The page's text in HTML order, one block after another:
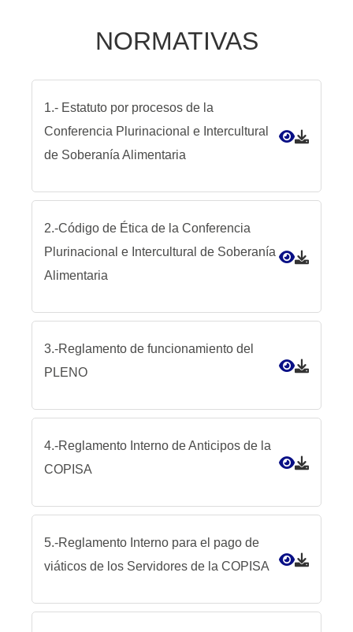
NORMATIVAS
1.- Estatuto por procesos de la
Conferencia Plurinacional e Intercultural
de Soberanía Alimentaria
2.-Código de Ética de la Conferencia
Plurinacional e Intercultural de Soberanía
Alimentaria
3.-Reglamento de funcionamiento del
PLENO
4.-Reglamento Interno de Anticipos de la
COPISA
5.-Reglamento Interno para el pago de
viáticos de los Servidores de la COPISA